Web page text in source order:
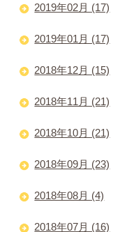
2019年02月 (17)
2019年01月 (17)
2018年12月 (15)
2018年11月 (21)
2018年10月 (21)
2018年09月 (23)
2018年08月 (4)
2018年07月 (16)